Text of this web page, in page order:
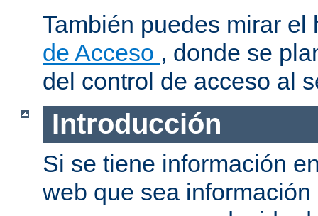
También puedes mirar
de Acceso , donde se
del control de acceso al
Introducción
Si se tiene información
web que sea